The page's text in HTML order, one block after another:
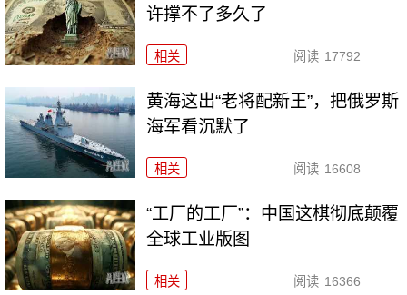
许撑不了多久了
相关 阅读 17792
黄海这出“老将配新王”，把俄罗斯
海军看沉默了
相关 阅读 16608
“工厂的工厂”：中国这棋彻底颠覆
全球工业版图
相关 阅读 16366